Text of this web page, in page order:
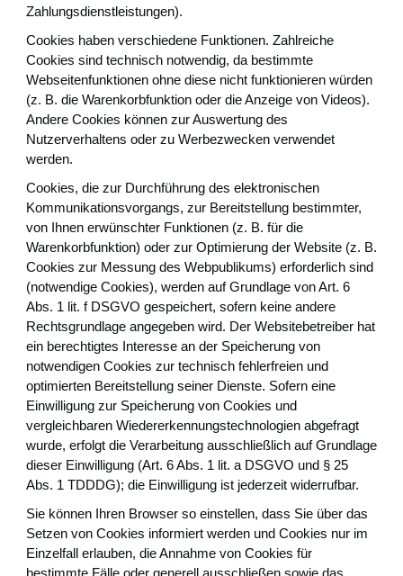
Zahlungsdienstleistungen).
Cookies haben verschiedene Funktionen. Zahlreiche
Cookies sind technisch notwendig, da bestimmte
Webseitenfunktionen ohne diese nicht funktionieren würden
(z. B. die Warenkorbfunktion oder die Anzeige von Videos).
Andere Cookies können zur Auswertung des
Nutzerverhaltens oder zu Werbezwecken verwendet
werden.
Cookies, die zur Durchführung des elektronischen
Kommunikationsvorgangs, zur Bereitstellung bestimmter,
von Ihnen erwünschter Funktionen (z. B. für die
Warenkorbfunktion) oder zur Optimierung der Website (z. B.
Cookies zur Messung des Webpublikums) erforderlich sind
(notwendige Cookies), werden auf Grundlage von Art. 6
Abs. 1 lit. f DSGVO gespeichert, sofern keine andere
Rechtsgrundlage angegeben wird. Der Websitebetreiber hat
ein berechtigtes Interesse an der Speicherung von
notwendigen Cookies zur technisch fehlerfreien und
optimierten Bereitstellung seiner Dienste. Sofern eine
Einwilligung zur Speicherung von Cookies und
vergleichbaren Wiedererkennungstechnologien abgefragt
wurde, erfolgt die Verarbeitung ausschließlich auf Grundlage
dieser Einwilligung (Art. 6 Abs. 1 lit. a DSGVO und § 25
Abs. 1 TDDDG); die Einwilligung ist jederzeit widerrufbar.
Sie können Ihren Browser so einstellen, dass Sie über das
Setzen von Cookies informiert werden und Cookies nur im
Einzelfall erlauben, die Annahme von Cookies für
bestimmte Fälle oder generell ausschließen sowie das